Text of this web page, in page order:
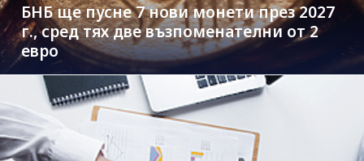
БНБ ще пусне 7 нови монети през 2027
г., сред тях две възпоменателни от 2
евро